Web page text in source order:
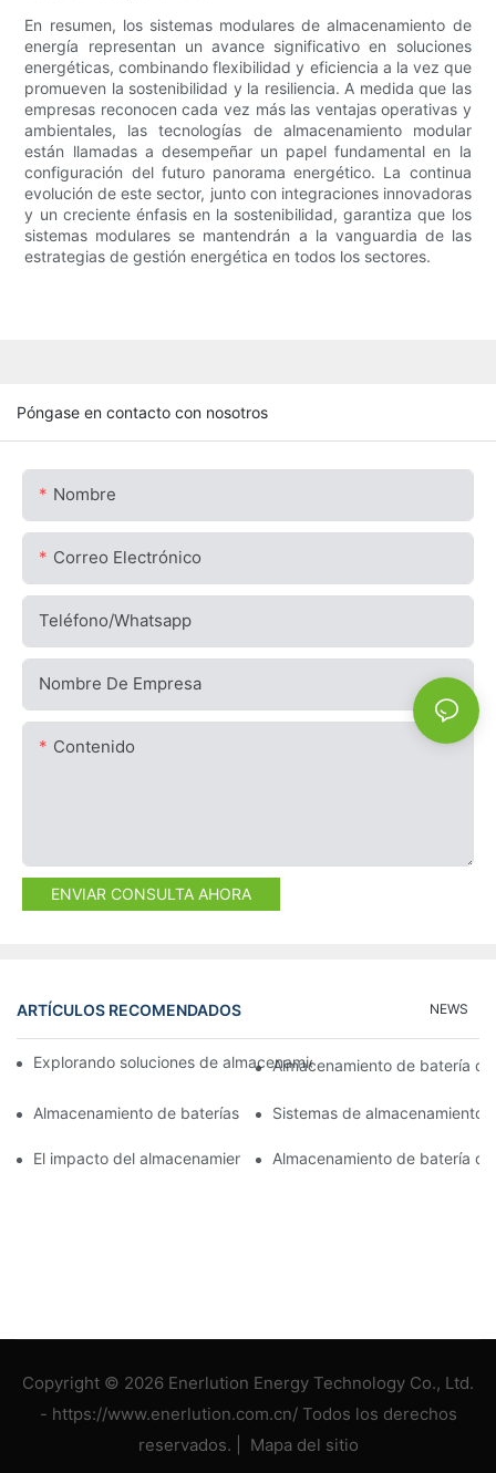
En resumen, los sistemas modulares de almacenamiento de
energía representan un avance significativo en soluciones
energéticas, combinando flexibilidad y eficiencia a la vez que
promueven la sostenibilidad y la resiliencia. A medida que las
empresas reconocen cada vez más las ventajas operativas y
ambientales, las tecnologías de almacenamiento modular
están llamadas a desempeñar un papel fundamental en la
configuración del futuro panorama energético. La continua
evolución de este sector, junto con integraciones innovadoras
y un creciente énfasis en la sostenibilidad, garantiza que los
sistemas modulares se mantendrán a la vanguardia de las
estrategias de gestión energética en todos los sectores.
Póngase en contacto con nosotros
Nombre
Correo Electrónico
Teléfono/whatsapp
Nombre De Empresa
Contenido
ENVIAR CONSULTA AHORA
ARTÍCULOS RECOMENDADOS NEWS
Explorando soluciones de almacenamiento de energía para un
Almacenamiento de batería
Almacenamiento de baterías montado en la pared: la opción
Sistemas de almacenamiento
El impacto del almacenamiento de baterías comerciales en la
Almacenamiento de batería
Copyright © 2026 Enerlution Energy Technology Co., Ltd.
- https://www.enerlution.com.cn/ Todos los derechos
reservados. |
Mapa del sitio